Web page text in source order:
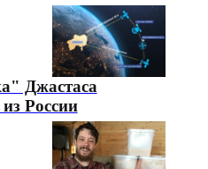
Джастаса
России